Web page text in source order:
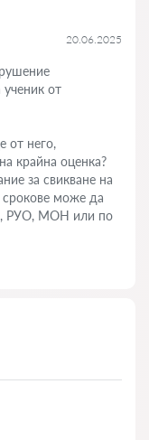
20.06.2025
от
от него,
крайна оценка?
за свикване на
срокове може да
РУО, МОН или по